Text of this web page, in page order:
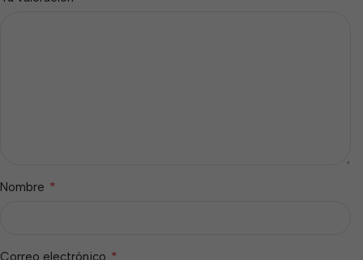
Nombre *
Correo electrónico *